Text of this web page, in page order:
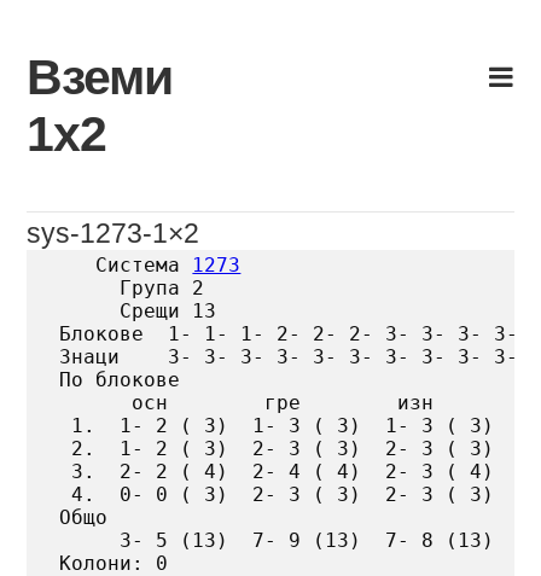
content
Вземи
1х2
sys-1273-1×2
   Система
1273
     Група 2
     Срещи 13
Блокове  1- 1- 1- 2- 2- 2- 3- 3- 3- 3-
Знаци    3- 3- 3- 3- 3- 3- 3- 3- 3- 3-
По блокове
      осн        гре        изн
1.  1- 2 ( 3)  1- 3 ( 3)  1- 3 ( 3)
2.  1- 2 ( 3)  2- 3 ( 3)  2- 3 ( 3)
3.  2- 2 ( 4)  2- 4 ( 4)  2- 3 ( 4)
4.  0- 0 ( 3)  2- 3 ( 3)  2- 3 ( 3)
Общо
     3- 5 (13)  7- 9 (13)  7- 8 (13)
Колони: 0